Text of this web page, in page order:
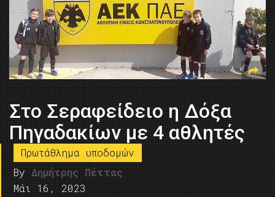
Στο Σεραφείδειο η Δόξα
Πηγαδακίων με 4 αθλητές
Πρωτάθλημα υποδομών
By Δημήτρης Πέττας
Μάι 16, 2023